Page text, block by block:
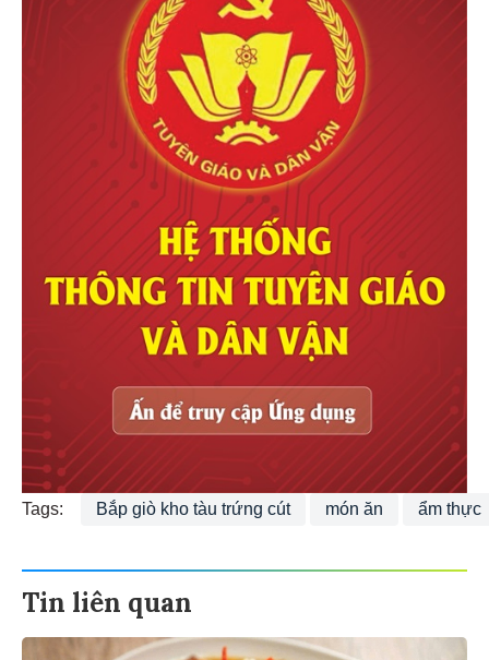
Tags: Bắp giò kho tàu trứng cút món ăn ẩm thực
Tin liên quan